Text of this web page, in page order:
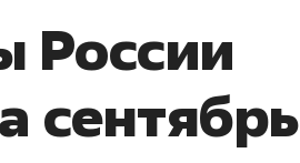
России
сентябрь